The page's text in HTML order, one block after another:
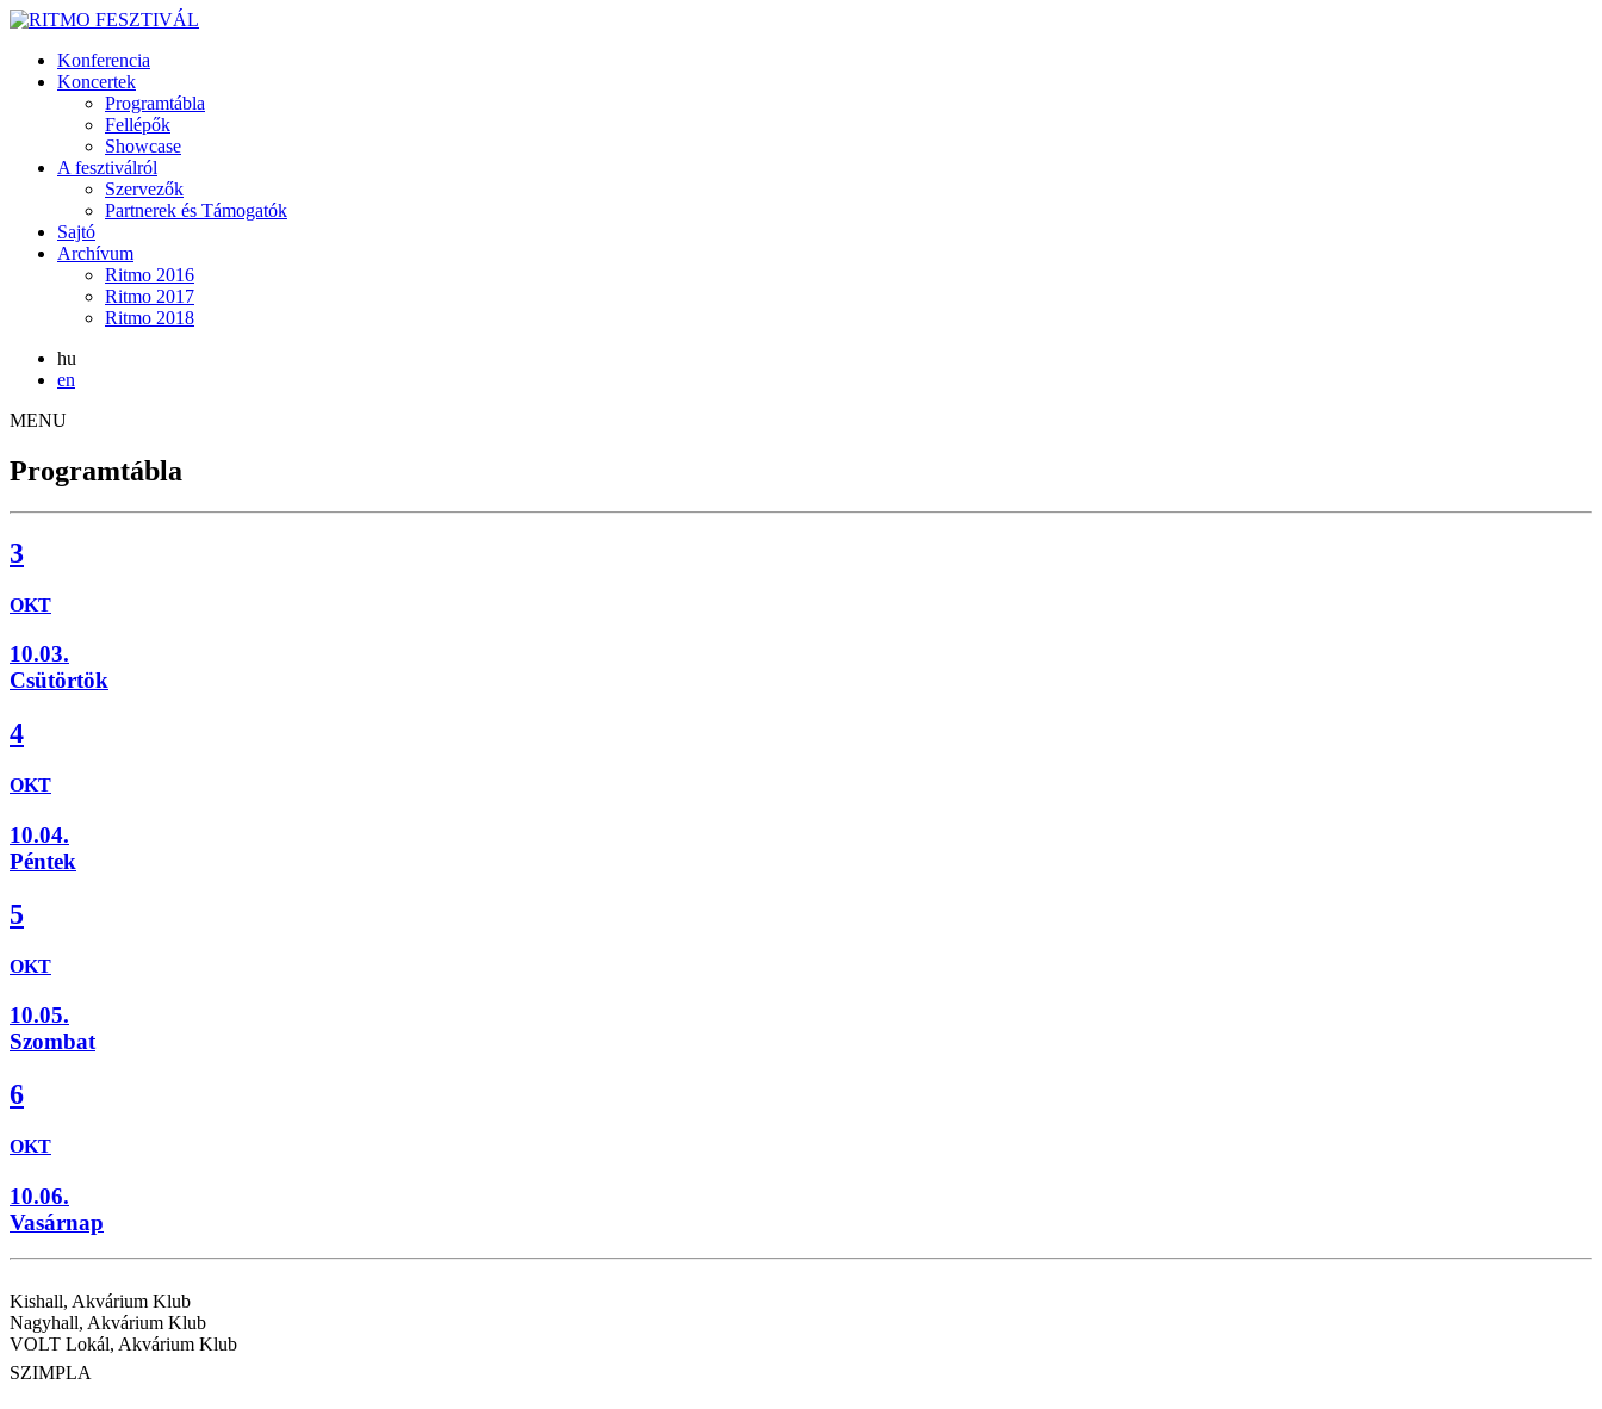
Konferencia
Koncertek
Programtábla
Fellépők
Showcase
A fesztiválról
Szervezők
Partnerek és Támogatók
Sajtó
Archívum
Ritmo 2016
Ritmo 2017
Ritmo 2018
hu
en
MENU
Programtábla
3
OKT
10.03.
Csütörtök
4
OKT
10.04.
Péntek
5
OKT
10.05.
Szombat
6
OKT
10.06.
Vasárnap
Kishall, Akvárium Klub
Nagyhall, Akvárium Klub
VOLT Lokál, Akvárium Klub
SZIMPLA